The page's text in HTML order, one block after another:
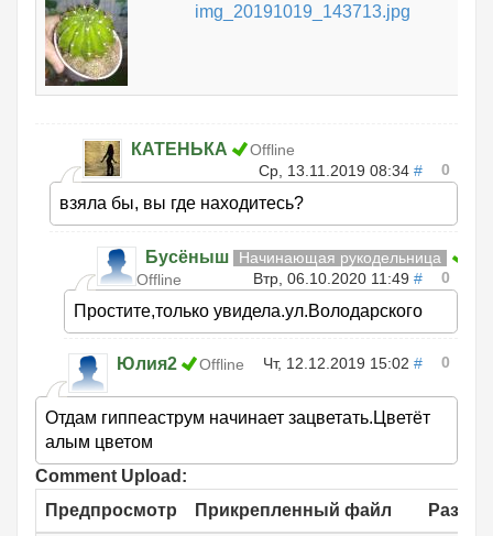
img_20191019_143713.jpg
КАТЕНЬКА
Offline
Ср, 13.11.2019 08:34 # 0
взяла бы, вы где находитесь?
Бусёныш
Начинающая рукодельница
Offline
Втр, 06.10.2020 11:49 # 0
Простите,только увидела.ул.Володарского
Юлия2 Offline Чт, 12.12.2019 15:02 # 0
Отдам гиппеаструм начинает зацветать.Цветёт
алым цветом
Comment Upload:
Предпросмотр
Прикрепленный файл Размер